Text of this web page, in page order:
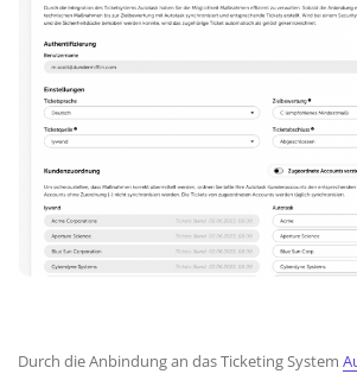
Durch die Anbindung an das Ticketing System